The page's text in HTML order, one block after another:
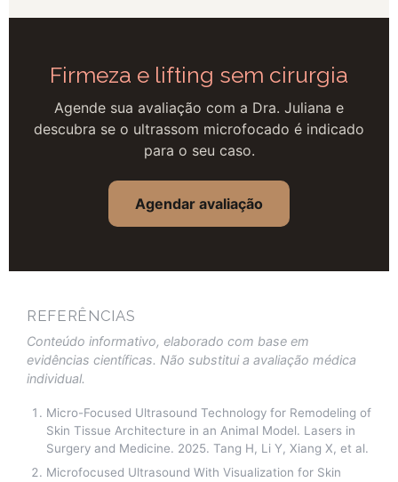
Firmeza e lifting sem cirurgia
Agende sua avaliação com a Dra. Juliana e
descubra se o ultrassom microfocado é indicado
para o seu caso.
Agendar avaliação
REFERÊNCIAS
Conteúdo informativo, elaborado com base em
evidências científicas. Não substitui a avaliação médica
individual.
Micro-Focused Ultrasound Technology for Remodeling of
Skin Tissue Architecture in an Animal Model. Lasers in
Surgery and Medicine. 2025. Tang H, Li Y, Xiang X, et al.
Microfocused Ultrasound With Visualization for Skin